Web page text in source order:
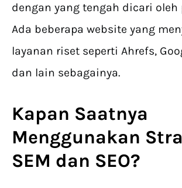
dengan yang tengah dicari oleh
Ada beberapa website yang
layanan riset seperti Ahrefs,
dan lain sebagainya.
Kapan Saatnya
Menggunakan
SEM dan SEO?